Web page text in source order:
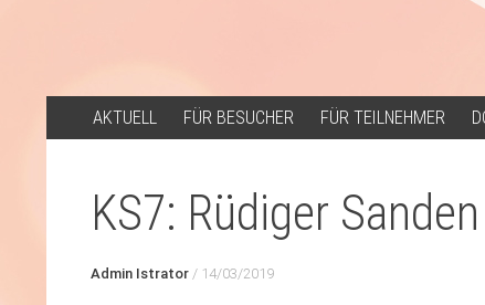
INHALT
AKTUELL FÜR BESUCHER FÜR TEILNEHMER
KS7: Rüdiger Sanden
Admin Istrator / 14/03/2019